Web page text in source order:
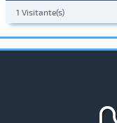
1 Visitante(s)